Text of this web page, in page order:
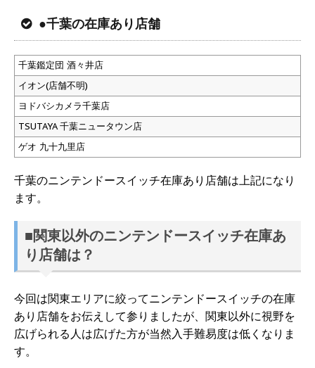
●千葉の在庫あり店舗
千葉鑑定団 酒々井店
イオン(店舗不明)
ヨドバシカメラ千葉店
TSUTAYA 千葉ニュータウン店
ゲオ 九十九里店
千葉のニンテンドースイッチ在庫あり店舗は上記になり
ます。
■関東以外のニンテンドースイッチ在庫あ
り店舗は？
今回は関東エリアに絞ってニンテンドースイッチの在庫
あり店舗をお伝えして参りましたが、関東以外に視野を
広げられる人は広げた方が当然入手難易度は低くなりま
す。